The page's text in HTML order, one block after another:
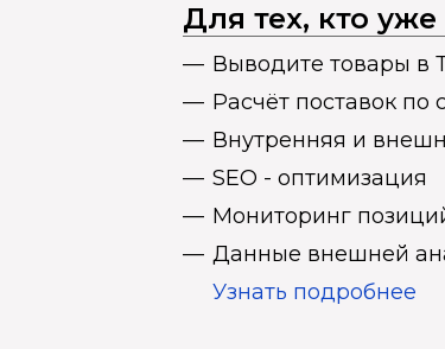
Для тех, кто
Выводите товары в
Расчёт поставок по
Внутренняя и
SEO - оптимизация
Мониторинг
Данные внешней
Узнать подробнее